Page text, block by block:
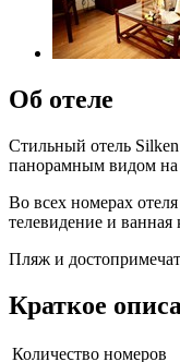
Об отеле
Стильный отель
панорамным видом на
Во всех номерах
телевидение и ванная
Пляж и
Краткое
Количество номеров